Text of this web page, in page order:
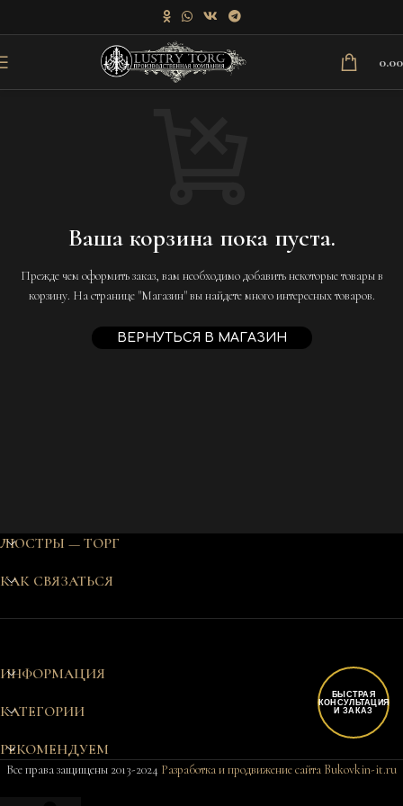
Ваша корзина пока пуста.
Прежде чем оформить заказ, вам необходимо добавить некоторые товары в
корзину. На странице "Магазин" вы найдете много интересных товаров.
ВЕРНУТЬСЯ В МАГАЗИН
ЛЮСТРЫ — ТОРГ
КАК СВЯЗАТЬСЯ
ИНФОРМАЦИЯ
КАТЕГОРИИ
РЕКОМЕНДУЕМ
Все права защищены 2013-2024 Разработка и продвижение сайта Bukovkin-it.ru
БЫСТРАЯ
КОНСУЛЬТАЦИЯ
И ЗАКАЗ